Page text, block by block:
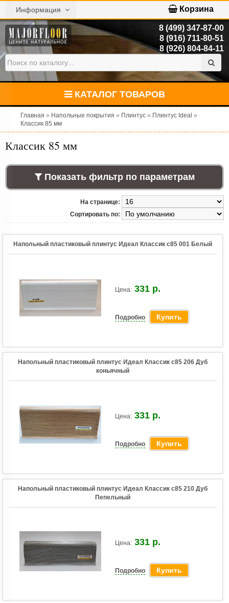
Информация Корзина
8 (499) 347-87-00
8 (916) 711-80-51
8 (926) 804-84-11
КАТАЛОГ ТОВАРОВ
Главная » Напольные покрытия » Плинтус » Плинтус Ideal »
Классик 85 мм
Классик 85 мм
Показать фильтр по параметрам
На странице:
Сортировать по:
Напольный пластиковый плинтус Идеал Классик c85 001 Белый
Цена: 331 р.
Подробно Купить
Напольный пластиковый плинтус Идеал Классик c85 206 Дуб
коньячный
Цена: 331 р.
Подробно Купить
Напольный пластиковый плинтус Идеал Классик c85 210 Дуб
Пепельный
Цена: 331 р.
Подробно Купить